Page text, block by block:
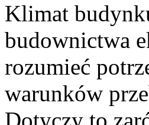
Klimat
budownictwa
rozumieć
warunków